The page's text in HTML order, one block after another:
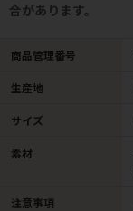
合があります。
商品管理番号
生産地
サイズ
素材
注意事項